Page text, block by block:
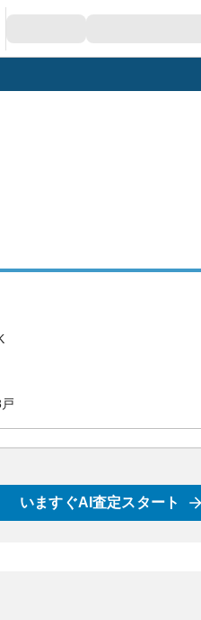
いますぐAI査定スタート